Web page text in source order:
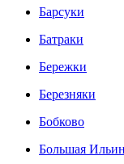
Барсуки
Батраки
Бережки
Березняки
Бобково
Большая